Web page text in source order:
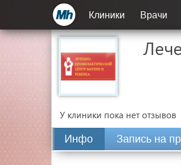
Клиники Врачи
У клиники пока нет отзывов
Инфо Запись на